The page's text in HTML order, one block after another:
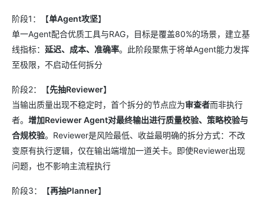
阶段1：【单Agent攻坚】
单一Agent配合优质工具与RAG，目标是覆盖80%的场景，建立基
线指标： 延迟、成本、准确率。此阶段聚焦于将单Agent能力发挥
至极限，不启动任何拆分
阶段2：【先抽Reviewer】
当输出质量出现不稳定时，首个拆分的节点应为审查者而非执行
者。 增加Reviewer Agent对最终输出进行质量校验、策略校验与
合规校验。Reviewer是风险最低、收益最明确的拆分方式：不改
变原有执行逻辑，仅在输出端增加一道关卡。即使Reviewer出现
问题，也不影响主流程执行
阶段3：【再抽Planner】